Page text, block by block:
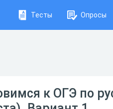
Тесты Опросы
к ОГЭ по